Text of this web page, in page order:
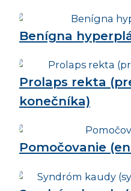
Benígna
Prolaps rekta
konečníka)
Pomočovanie